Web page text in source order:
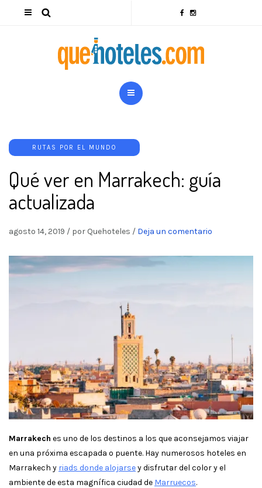
RUTAS POR EL MUNDO
Qué ver en Marrakech: guía
actualizada
agosto 14, 2019 / por Quehoteles / Deja un comentario
Marrakech es uno de los destinos a los que aconsejamos viajar
en una próxima escapada o puente. Hay numerosos hoteles en
Marrakech y riads donde alojarsey disfrutar del color y el
ambiente de esta magnífica ciudad de Marruecos.